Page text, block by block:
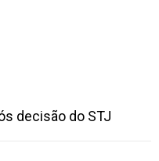
decisão do STJ